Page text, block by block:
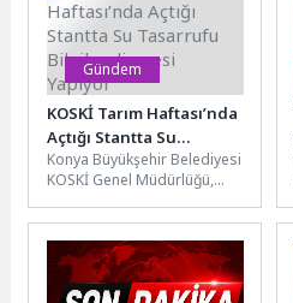
Gündem
KOSKİ Tarım Haftası’nda
Açtığı Stantta Su
Tasarrufu
Bilgilendirmesi Yapıyor
Konya Büyükşehir Belediyesi
KOSKİ Genel Müdürlüğü,
Kültürpark’ta bilgilendirme
standı kurdu. Vatandaşların
yoğun...